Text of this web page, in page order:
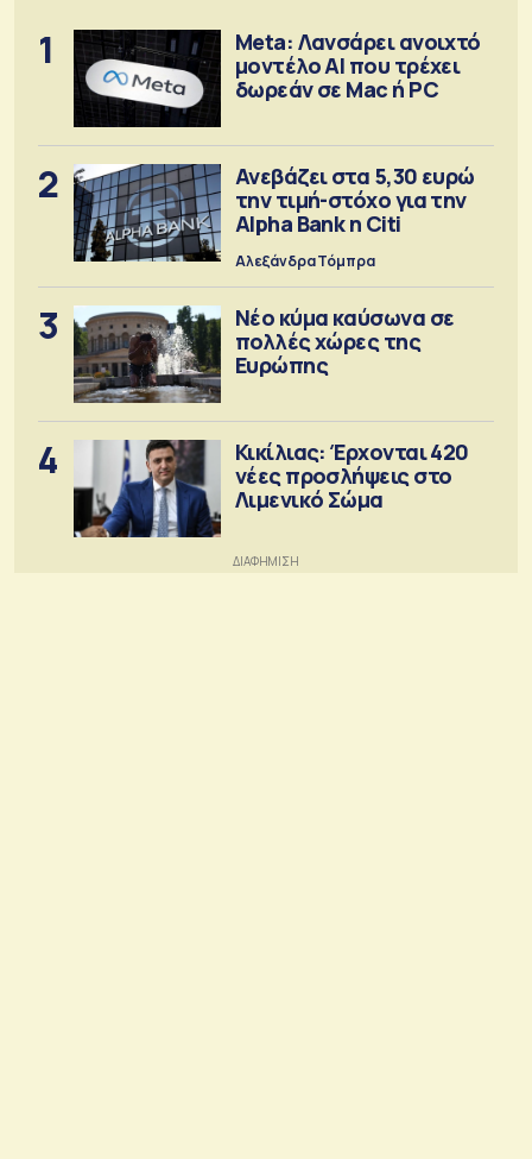
1
Meta: Λανσάρει ανοιχτό
μοντέλο ΑΙ που τρέχει
δωρεάν σε Mac ή PC
2
Ανεβάζει στα 5,30 ευρώ
την τιμή-στόχο για την
Alpha Bank η Citi
Αλεξάνδρα Τόμπρα
3
Νέο κύμα καύσωνα σε
πολλές χώρες της
Ευρώπης
4
Κικίλιας: Έρχονται 420
νέες προσλήψεις στο
Λιμενικό Σώμα